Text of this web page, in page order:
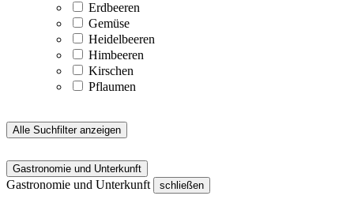
Erdbeeren
Gemüse
Heidelbeeren
Himbeeren
Kirschen
Pflaumen
Alle Suchfilter anzeigen
Gastronomie und Unterkunft
Gastronomie und Unterkunft schließen